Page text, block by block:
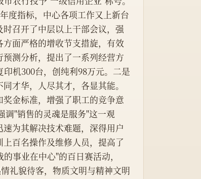
召开了中层以上干部会议，强
面严格的增收节支措旋，有效
测分析，提出了一系列经营方
机300台，创纯利98万元。二是
才华，人尽其才，各显其能。
金标准，增强了职工的竞争意
调"销售的灵魂是服务"这一观
为其解决技术难题，深得用户
百名操作及维修人员，提高了
事业在中心"的百日赛活动，
礼貌待客，物质文明与精神文明